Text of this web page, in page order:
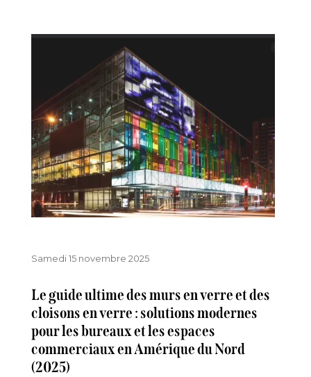
Samedi 15 novembre 2025
Le guide ultime des murs en verre et des
cloisons en verre : solutions modernes
pour les bureaux et les espaces
commerciaux en Amérique du Nord
(2025)